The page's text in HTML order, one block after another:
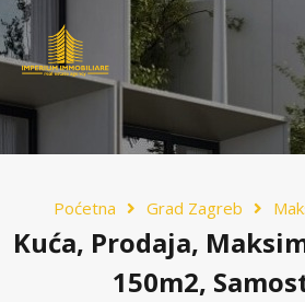
Poćetna Grad Zagreb
Kuća, Prodaja,
150m2,